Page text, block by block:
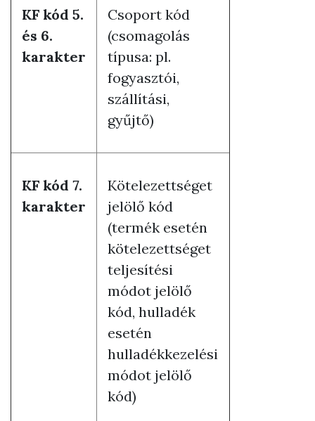
KF kód 5.
és 6.
karakter
Csoport kód
(csomagolás
típusa: pl.
fogyasztói,
szállítási,
gyűjtő)
KF kód 7.
karakter
Kötelezettséget
jelölő kód
(termék esetén
kötelezettséget
teljesítési
módot jelölő
kód, hulladék
esetén
hulladékkezelési
módot jelölő
kód)